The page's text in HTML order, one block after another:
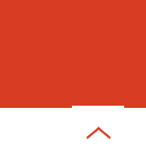
Haut
de